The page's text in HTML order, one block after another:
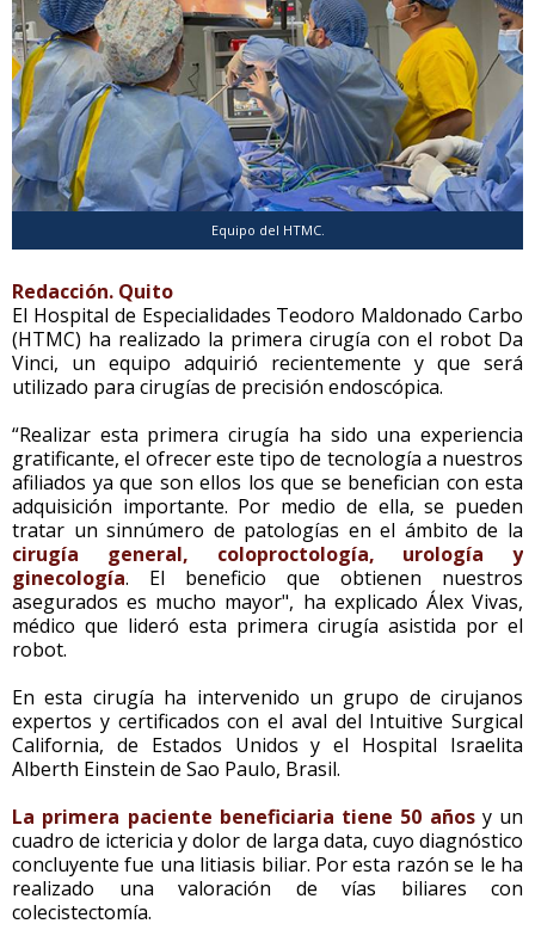
Equipo del HTMC.
Redacción. Quito
El Hospital de Especialidades Teodoro Maldonado Carbo
(HTMC) ha realizado la primera cirugía con el robot Da
Vinci, un equipo adquirió recientemente y que será
utilizado para cirugías de precisión endoscópica.
“Realizar esta primera cirugía ha sido una experiencia
gratificante, el ofrecer este tipo de tecnología a nuestros
afiliados ya que son ellos los que se benefician con esta
adquisición importante. Por medio de ella, se pueden
tratar un sinnúmero de patologías en el ámbito de la
cirugía general, coloproctología, urología y
ginecología. El beneficio que obtienen nuestros
asegurados es mucho mayor", ha explicado Álex Vivas,
médico que lideró esta primera cirugía asistida por el
robot.
En esta cirugía ha intervenido un grupo de cirujanos
expertos y certificados con el aval del Intuitive Surgical
California, de Estados Unidos y el Hospital Israelita
Alberth Einstein de Sao Paulo, Brasil.
La primera paciente beneficiaria tiene 50 añosy un
cuadro de ictericia y dolor de larga data, cuyo diagnóstico
concluyente fue una litiasis biliar. Por esta razón se le ha
realizado una valoración de vías biliares con
colecistectomía.